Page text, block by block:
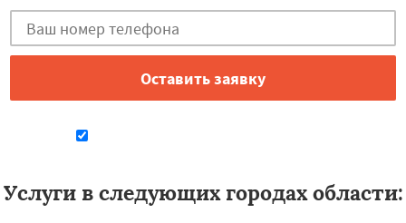
Услуги в следующих городах области: